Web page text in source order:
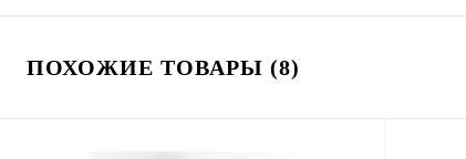
ПОХОЖИЕ ТОВАРЫ (8)